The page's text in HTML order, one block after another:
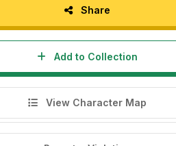
Share
Add to Collection
View Character Map